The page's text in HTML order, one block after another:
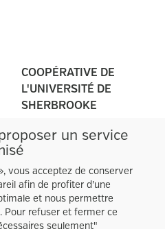
un service
vous acceptez de conserver
afin de profiter d’une
et nous permettre
Pour refuser et fermer ce
seulement"
COOPÉRATIVE DE
L'UNIVERSITÉ DE
SHERBROOKE
2500, boul. de l'Université
Tél.: 819 821-3599
Heures d'ouverture
Autres points de